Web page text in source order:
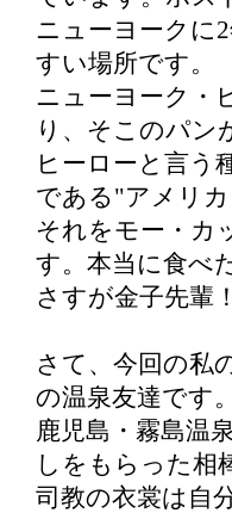
ニューヨークに
すい場所です。
ニューヨーク・
り、そこのパン
ヒーローと言う
である"アメリ
それをモー・カ
す。本当に食べ
さすが金子先輩！
さて、今回の私
の温泉友達です。
鹿児島・霧島温
しをもらった相
司教の衣裳は自